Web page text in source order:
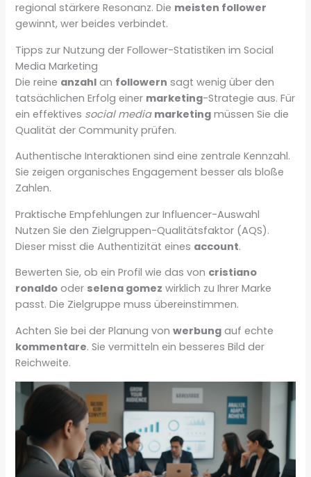
regional stärkere Resonanz. Die meisten follower
gewinnt, wer beides verbindet.
Tipps zur Nutzung der Follower-Statistiken im Social
Media Marketing
Die reine anzahl an followern sagt wenig über den
tatsächlichen Erfolg einer marketing-Strategie aus. Für
ein effektives social media marketing müssen Sie die
Qualität der Community prüfen.
Authentische Interaktionen sind eine zentrale Kennzahl.
Sie zeigen organisches Engagement besser als bloße
Zahlen.
Praktische Empfehlungen zur Influencer-Auswahl
Nutzen Sie den Zielgruppen-Qualitätsfaktor (AQS).
Dieser misst die Authentizität eines account.
Bewerten Sie, ob ein Profil wie das von cristiano
ronaldo oder selena gomez wirklich zu Ihrer Marke
passt. Die Zielgruppe muss übereinstimmen.
Achten Sie bei der Planung vonwerbung auf echte
kommentare. Sie vermitteln ein besseres Bild der
Reichweite.